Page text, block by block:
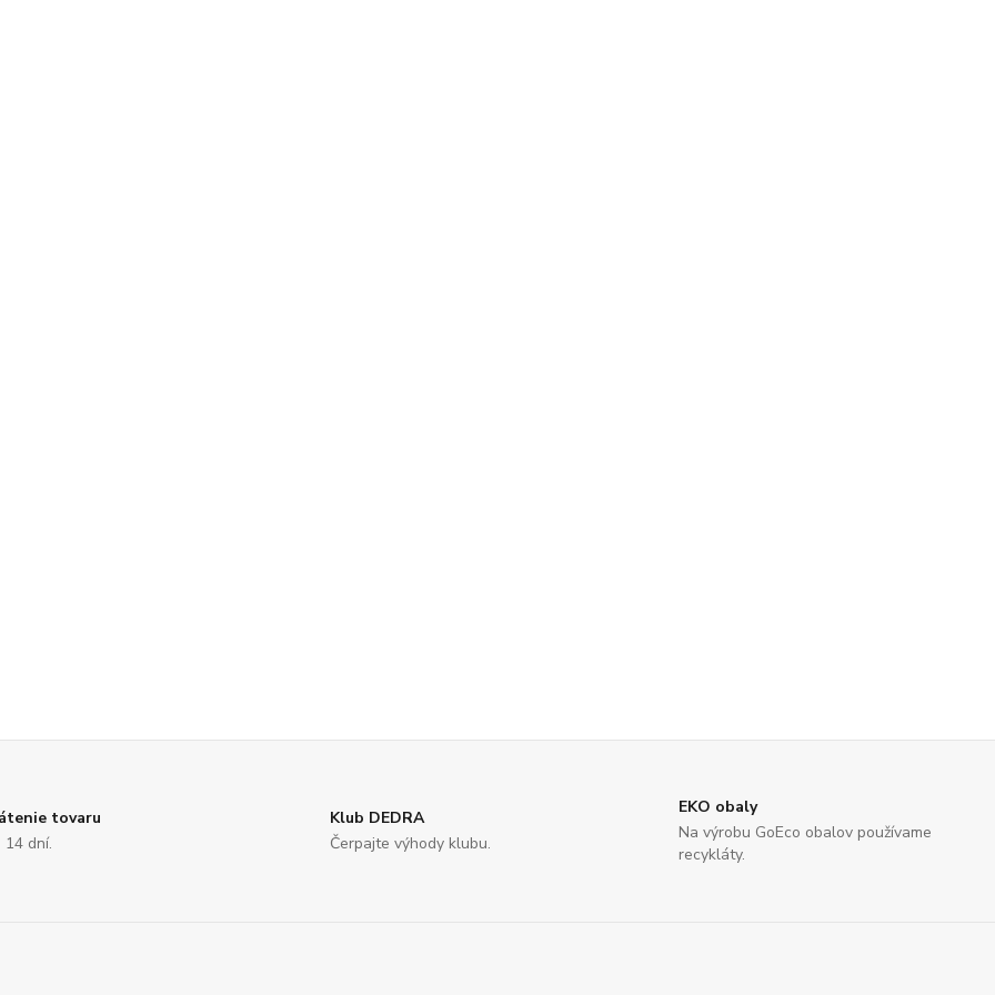
tovaru
14 dní.
Klub DEDRA
Čerpajte výhody klubu.
EKO obaly
Na výrobu GoEco obalov používame
recykláty.